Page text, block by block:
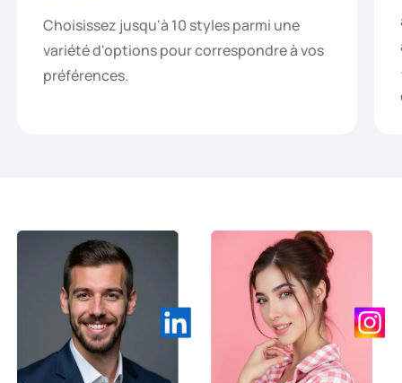
Choisissez jusqu'à 10 styles parmi une
variété d'options pour correspondre à vos
préférences.